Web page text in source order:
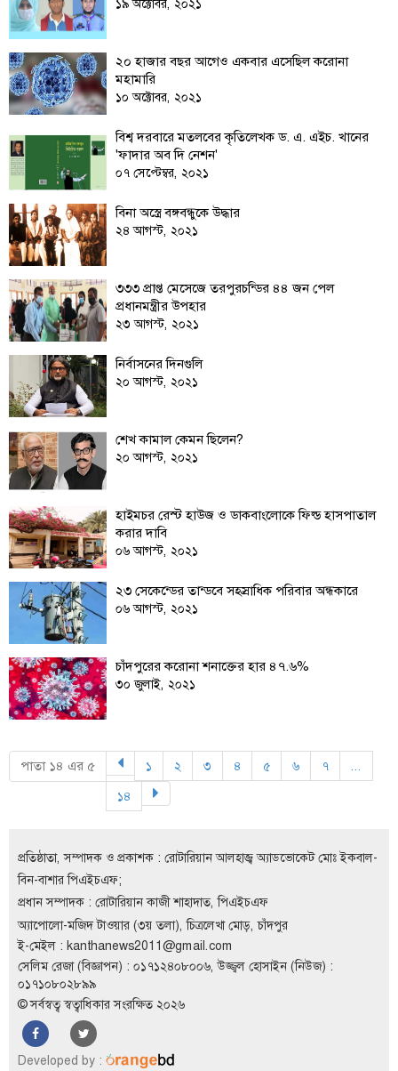
শিশু-
কিশোর
ক্যাম্পাস
সাহিত্য
ও
সংস্কৃতি
নারী
ও
শিশু
ভ্রমণ
লাইফস্টাইল
এক্সক্লুসিভ
সোস্যাল
মিডিয়া
রাজধানী
ইতিহাস
কথা
কয়
ক্যারিয়ার
চাকুরি
সৌখিন
ফটোগ্রাফার
বিতর্কায়ন
চাঁদপুর
কণ্ঠের
ছবি
ভিডিও
আর্কাইভ
পুরানো
আর্কাইভ
১৯ অক্টোবর, ২০২১
২০ হাজার বছর আগেও একবার এসেছিল করোনা
মহামারি
১০ অক্টোবর, ২০২১
বিশ্ব দরবারে মতলবের কৃতিলেখক ড. এ. এইচ. খানের
'ফাদার অব দি নেশন'
০৭ সেপ্টেম্বর, ২০২১
বিনা অস্ত্রে বঙ্গবন্ধুকে উদ্ধার
২৪ আগস্ট, ২০২১
৩৩৩ প্রাপ্ত মেসেজে তরপুরচন্ডির ৪৪ জন পেল
প্রধানমন্ত্রীর উপহার
২৩ আগস্ট, ২০২১
নির্বাসনের দিনগুলি
২০ আগস্ট, ২০২১
শেখ কামাল কেমন ছিলেন?
২০ আগস্ট, ২০২১
হাইমচর রেস্ট হাউজ ও ডাকবাংলোকে ফিল্ড হাসপাতাল
করার দাবি
০৬ আগস্ট, ২০২১
২৩ সেকেন্ডের তান্ডবে সহস্রাধিক পরিবার অন্ধকারে
০৬ আগস্ট, ২০২১
চাঁদপুরের করোনা শনাক্তের হার ৪৭.৬%
৩০ জুলাই, ২০২১
পাতা ১৪ এর ৫ ১ (current)
২ (current)
৩ (current)
৪ (current)
৫ (current)
৬ (current)
৭ (current)
...
১৪
(current)
প্রতিষ্ঠাতা, সম্পাদক ও প্রকাশক : রোটারিয়ান আলহাজ্ব অ্যাডভোকেট মোঃ ইকবাল-
বিন-বাশার পিএইচএফ;
প্রধান সম্পাদক : রোটারিয়ান কাজী শাহাদাত, পিএইচএফ
অ্যাপোলো-মজিদ টাওয়ার (৩য় তলা), চিত্রলেখা মোড়, চাঁদপুর
ই-মেইল : kanthanews2011@gmail.com
সেলিম রেজা (বিজ্ঞাপন) : ০১৭১২৪০৮০০৬, উজ্জ্বল হোসাইন (নিউজ) :
০১৭১০৮০২৮৯৯
© সর্বস্বত্ব স্বত্বাধিকার সংরক্ষিত ২০২৬
Developed by :